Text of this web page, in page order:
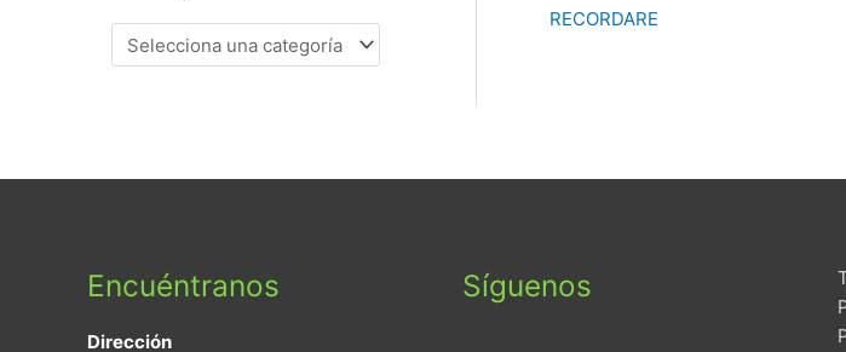
RECORDARE
Encuéntranos
Dirección
Síguenos